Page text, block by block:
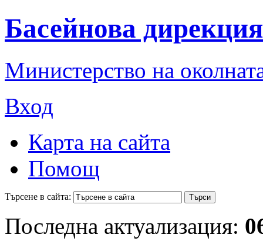
Басейнова
Министерство на
Вход
Карта на сайта
Помощ
Търсене в сайта:
Последна актуализация: